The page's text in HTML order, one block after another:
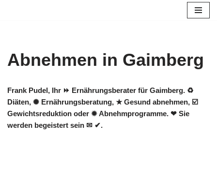
Abnehmen in Gaimberg
Frank Pudel, Ihr ⏩ Ernährungsberater für Gaimberg. ♻
Diäten, ✺ Ernährungsberatung, ★ Gesund abnehmen, ☑️
Gewichtsreduktion oder ✹ Abnehmprogramme. ❤ Sie
werden begeistert sein ✉ ✔.